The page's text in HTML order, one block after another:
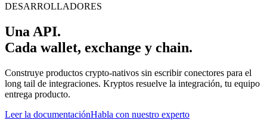
DESARROLLADORES
Una API.
Cada wallet, exchange y chain.
Construye productos crypto-nativos sin escribir conectores para el
long tail de integraciones. Kryptos resuelve la integración, tu equipo
entrega producto.
Leer la documentaciónHabla con nuestro experto